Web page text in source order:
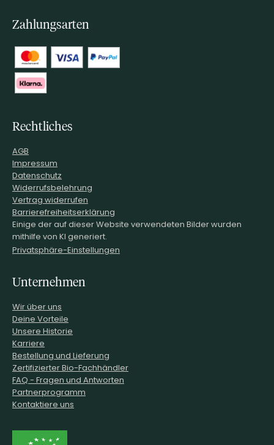
Zahlungsarten
Rechtliches
AGB
Impressum
Datenschutz
Widerrufsbelehrung
Vertrag widerrufen
Barrierefreiheitserklärung
Einige der auf dieser Website verwendeten Bilder wurden
mithilfe von KI generiert.
Privatsphäre-Einstellungen
Unternehmen
Wir über uns
Deine Vorteile
Unsere Historie
Karriere
Bestellung und Lieferung
Zertifizierter Bio-Fachhändler
FAQ - Fragen und Antworten
Partnerprogramm
Kontaktiere uns